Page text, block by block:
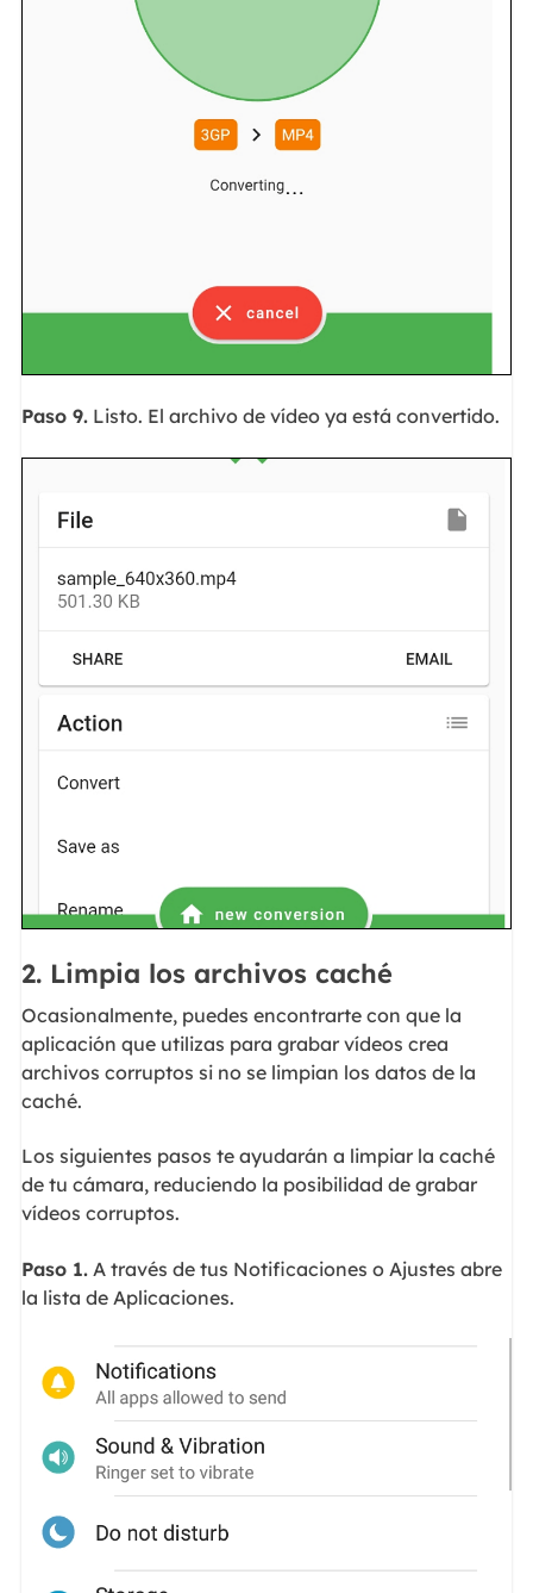
Paso 9.Listo. El archivo de vídeo ya está convertido.
2. Limpia los archivos caché
Ocasionalmente, puedes encontrarte con que la
aplicación que utilizas para grabar vídeos crea
archivos corruptos si no se limpian los datos de la
caché.
Los siguientes pasos te ayudarán a limpiar la caché
de tu cámara, reduciendo la posibilidad de grabar
vídeos corruptos.
Paso 1.A través de tus Notificaciones o Ajustes abre
la lista de Aplicaciones.